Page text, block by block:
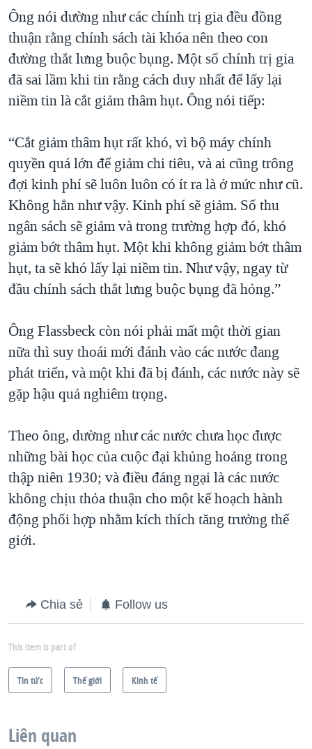
Ông nói dường như các chính trị gia đều đồng
thuận rằng chính sách tài khóa nên theo con
đường thắt lưng buộc bụng. Một số chính trị gia
đã sai lầm khi tin rằng cách duy nhất để lấy lại
niềm tin là cắt giảm thâm hụt. Ông nói tiếp:
“Cắt giảm thâm hụt rất khó, vì bộ máy chính
quyền quá lớn để giảm chi tiêu, và ai cũng trông
đợi kinh phí sẽ luôn luôn có ít ra là ở mức như cũ.
Không hẳn như vậy. Kinh phí sẽ giảm. Số thu
ngân sách sẽ giảm và trong trường hợp đó, khó
giảm bớt thâm hụt. Một khi không giảm bớt thâm
hụt, ta sẽ khó lấy lại niềm tin. Như vậy, ngay từ
đầu chính sách thắt lưng buộc bụng đã hỏng.”
Ông Flassbeck còn nói phải mất một thời gian
nữa thì suy thoái mới đánh vào các nước đang
phát triển, và một khi đã bị đánh, các nước này sẽ
gặp hậu quả nghiêm trọng.
Theo ông, dường như các nước chưa học được
những bài học của cuộc đại khủng hoảng trong
thập niên 1930; và điều đáng ngại là các nước
không chịu thỏa thuận cho một kế hoạch hành
động phối hợp nhằm kích thích tăng trưởng thế
giới.
Chia sẻ Follow us
This item is part of
Tin tức Thế giới Kinh tế
Liên quan